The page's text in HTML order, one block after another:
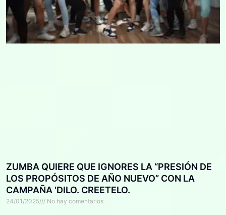
ZUMBA QUIERE QUE IGNORES LA “PRESIÓN DE
LOS PROPÓSITOS DE AÑO NUEVO” CON LA
CAMPAÑA ‘DILO. CREETELO.
24/01/2025 No hay comentarios